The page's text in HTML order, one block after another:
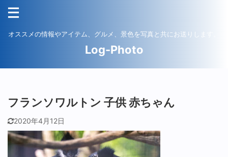
オススメの情報やアイテム、グルメ、景色を写真と共にお送りします。
Log-Photo
フランソワルトン 子供 赤ちゃん
2020年4月12日